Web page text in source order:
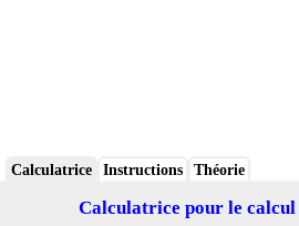
Calculatrice Instructions Théorie
Calculatrice pour le calcul